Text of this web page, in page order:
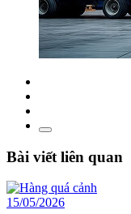
Bài viết liên quan
15/05/2026